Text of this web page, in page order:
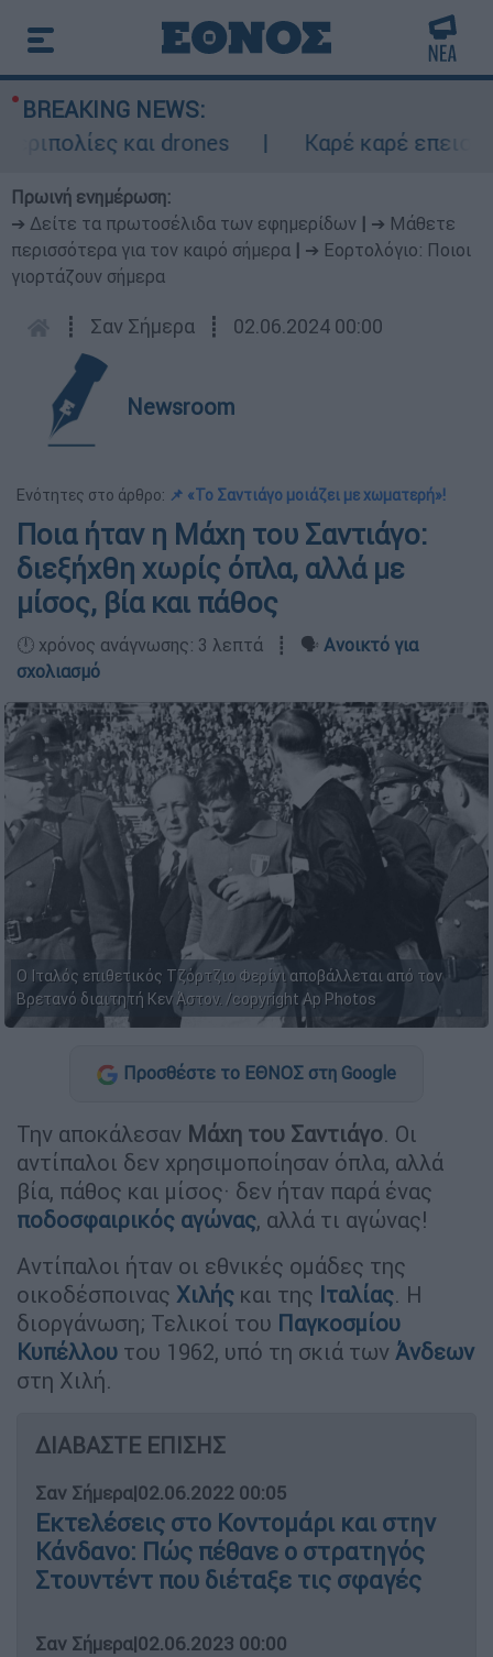
BREAKING NEWS:
και drones
Καρέ καρέ
Πρωινή ενημέρωση:
➔ Δείτε τα πρωτοσέλιδα των εφημερίδων
➔ Μάθετε
περισσότερα για τον καιρό σήμερα
➔ Εορτολόγιο: Ποιοι
γιορτάζουν σήμερα
┋ Σαν Σήμερα ┋ 02.06.2024 00:00
Newsroom
Ενότητες στο άρθρο: 📌 «Το Σαντιάγο μοιάζει με χωματερή»!
Ποια ήταν η Μάχη του Σαντιάγο:
διεξήχθη χωρίς όπλα, αλλά με
μίσος, βία και πάθος
🕛 χρόνος ανάγνωσης: 3 λεπτά ┋ 🗣️ Ανοικτό για
σχολιασμό
Ο Ιταλός επιθετικός Τζόρτζιο Φερίνι αποβάλλεται από τον
Βρετανό διαιτητή Κεν Άστον. /copyright Ap Photos
Προσθέστε το ΕΘΝΟΣ στη Google
Την αποκάλεσαν Μάχη του Σαντιάγο. Οι
αντίπαλοι δεν χρησιμοποίησαν όπλα, αλλά
βία, πάθος και μίσος· δεν ήταν παρά ένας
ποδοσφαιρικός αγώνας, αλλά τι αγώνας!
Αντίπαλοι ήταν οι εθνικές ομάδες της
οικοδέσποινας Χιλής και της Ιταλίας. Η
διοργάνωση; Τελικοί του Παγκοσμίου
Κυπέλλου του 1962, υπό τη σκιά των Άνδεων
στη Χιλή.
ΔΙΑΒΑΣΤΕ ΕΠΙΣΗΣ
Σαν Σήμερα|02.06.2022 00:05
Εκτελέσεις στο Κοντομάρι και στην
Κάνδανο: Πώς πέθανε ο στρατηγός
Στουντέντ που διέταξε τις σφαγές
Σαν Σήμερα|02.06.2023 00:00